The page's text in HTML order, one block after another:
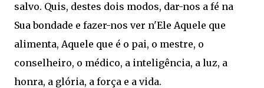
salvo. Quis, destes dois modos, dar-nos a fé na
Sua bondade e fazer-nos ver n'Ele Aquele que
alimenta, Aquele que é o pai, o mestre, o
conselheiro, o médico, a inteligência, a luz, a
honra, a glória, a força e a vida.